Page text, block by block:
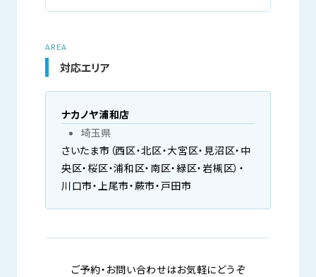
AREA
対応エリア
ナカノヤ浦和店
埼玉県
さいたま市（西区・北区・大宮区・見沼区・中
央区・桜区・浦和区・南区・緑区・岩槻区）・
川口市・上尾市・蕨市・戸田市
ご予約・お問い合わせはお気軽にどうぞ